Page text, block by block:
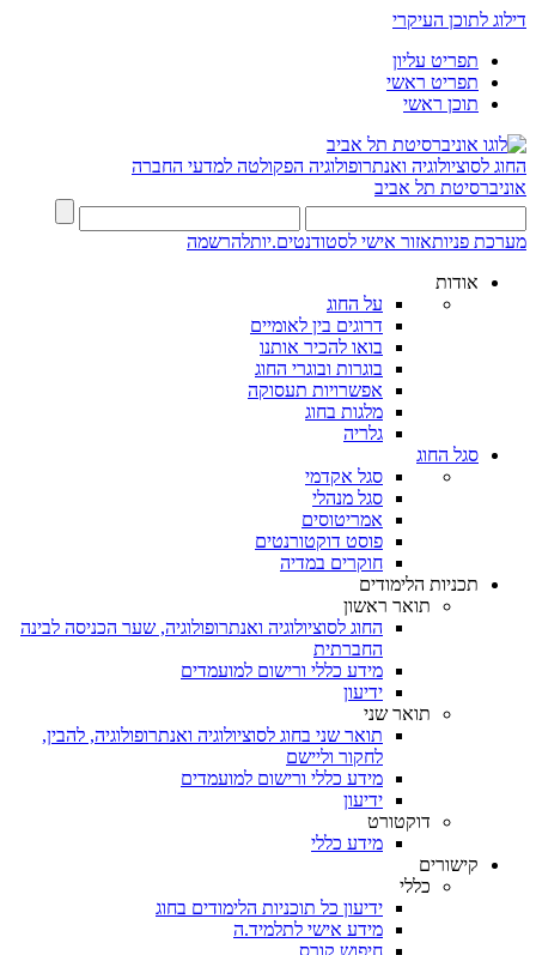
דילוג לתוכן העיקרי
תפריט עליון
תפריט ראשי
תוכן ראשי
החוג לסוציולוגיה ואנתרופולוגיה הפקולטה למדעי החברה
אוניברסיטת תל אביב
מערכת פניותאזור אישי לסטודנטים.יותלהרשמה
אודות
על החוג
דרוגים בין לאומיים
בואו להכיר אותנו
בוגרות ובוגרי החוג
אפשרויות תעסוקה
מלגות בחוג
גלריה
סגל החוג
סגל אקדמי
סגל מנהלי
אמריטוסים
פוסט דוקטורנטים
חוקרים במדיה
תכניות הלימודים
תואר ראשון
החוג לסוציולוגיה ואנתרופולוגיה, שער הכניסה לבינה
החברתית
מידע כללי ורישום למועמדים
ידיעון
תואר שני
תואר שני בחוג לסוציולוגיה ואנתרופולוגיה, להבין,
לחקור וליישם
מידע כללי ורישום למועמדים
ידיעון
דוקטורט
מידע כללי
קישורים
כללי
ידיעון כל תוכניות הלימודים בחוג
מידע אישי לתלמיד.ה
חיפוש קורס